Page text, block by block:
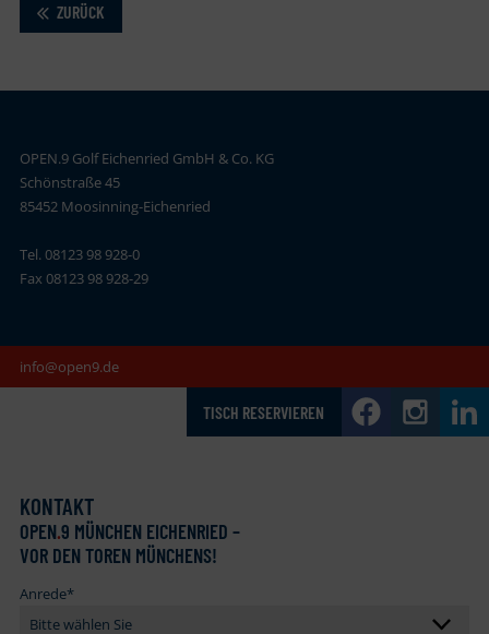
ZURÜCK
OPEN.9 Golf Eichenried GmbH & Co. KG
Schönstraße 45
85452 Moosinning-Eichenried
Tel. 08123 98 928-0
Fax 08123 98 928-29
info@open9.de
TISCH RESERVIEREN
KONTAKT
OPEN.9 MÜNCHEN EICHENRIED –
VOR DEN TOREN MÜNCHENS!
Anrede*